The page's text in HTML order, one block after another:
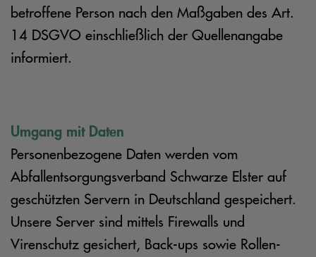
betroffene Person nach den Maßgaben des Art.
14 DSGVO einschließlich der Quellenangabe
informiert.
Umgang mit Daten
Personenbezogene Daten werden vom
Abfallentsorgungsverband Schwarze Elster auf
geschützten Servern in Deutschland gespeichert.
Unsere Server sind mittels Firewalls und
Virenschutz gesichert, Back-ups sowie Rollen-